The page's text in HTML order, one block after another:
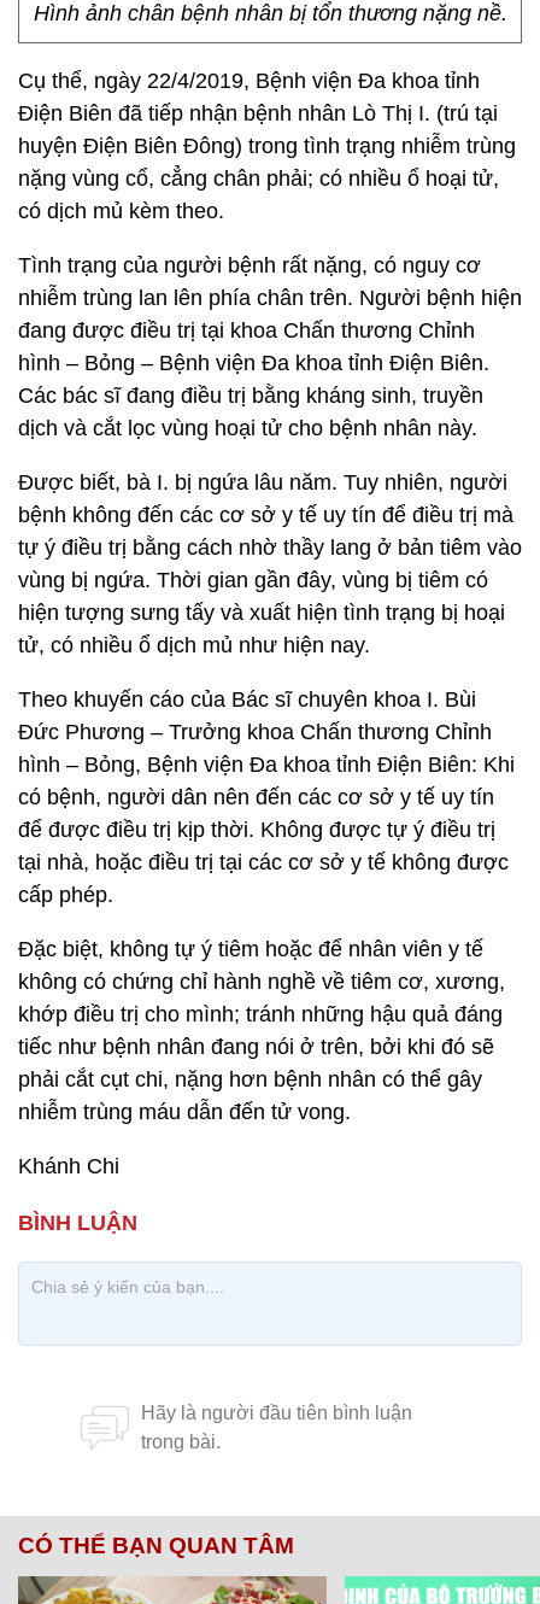
Hình ảnh chân bệnh nhân bị tổn thương nặng nề.
Cụ thể, ngày 22/4/2019, Bệnh viện Đa khoa tỉnh
Điện Biên đã tiếp nhận bệnh nhân Lò Thị I. (trú tại
huyện Điện Biên Đông) trong tình trạng nhiễm trùng
nặng vùng cổ, cẳng chân phải; có nhiều ổ hoại tử,
có dịch mủ kèm theo.
Tình trạng của người bệnh rất nặng, có nguy cơ
nhiễm trùng lan lên phía chân trên. Người bệnh hiện
đang được điều trị tại khoa Chấn thương Chỉnh
hình – Bỏng – Bệnh viện Đa khoa tỉnh Điện Biên.
Các bác sĩ đang điều trị bằng kháng sinh, truyền
dịch và cắt lọc vùng hoại tử cho bệnh nhân này.
Được biết, bà I. bị ngứa lâu năm. Tuy nhiên, người
bệnh không đến các cơ sở y tế uy tín để điều trị mà
tự ý điều trị bằng cách nhờ thầy lang ở bản tiêm vào
vùng bị ngứa. Thời gian gần đây, vùng bị tiêm có
hiện tượng sưng tấy và xuất hiện tình trạng bị hoại
tử, có nhiều ổ dịch mủ như hiện nay.
Theo khuyến cáo của Bác sĩ chuyên khoa I. Bùi
Đức Phương – Trưởng khoa Chấn thương Chỉnh
hình – Bỏng, Bệnh viện Đa khoa tỉnh Điện Biên: Khi
có bệnh, người dân nên đến các cơ sở y tế uy tín
để được điều trị kịp thời. Không được tự ý điều trị
tại nhà, hoặc điều trị tại các cơ sở y tế không được
cấp phép.
Đặc biệt, không tự ý tiêm hoặc để nhân viên y tế
không có chứng chỉ hành nghề về tiêm cơ, xương,
khớp điều trị cho mình; tránh những hậu quả đáng
tiếc như bệnh nhân đang nói ở trên, bởi khi đó sẽ
phải cắt cụt chi, nặng hơn bệnh nhân có thể gây
nhiễm trùng máu dẫn đến tử vong.
Khánh Chi
CÓ THỂ BẠN QUAN TÂM